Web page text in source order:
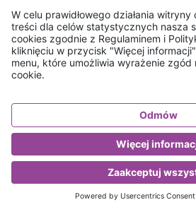
21 czerwca 2022
Nieinwazyjny Test
biopsja prostaty.
Czy można rozpoznać
gruczołu krokowego bez
prostaty? Gruczoł krokowy (in.